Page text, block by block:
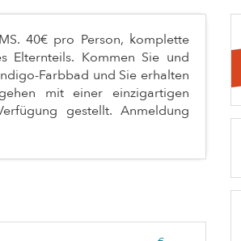
40€ pro Person, komplette
Elternteils. Kommen Sie und
Farbbad und Sie erhalten
mit einer einzigartigen
gestellt. Anmeldung